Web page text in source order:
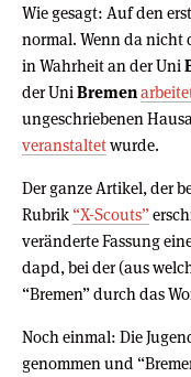
Wie gesagt: Auf den
normal. Wenn da nicht
in Wahrheit an der Uni
der Uni Bremen
ungeschriebenen
veranstaltetwurde.
Der ganze Artikel, der
Rubrik “X-Scouts”
veränderte Fassung
dapd, bei der (aus
“Bremen” durch das
Noch einmal: Die
genommen und